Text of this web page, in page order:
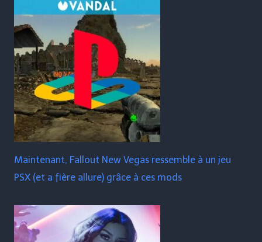
Maintenant, Fallout New Vegas ressemble à un jeu
PSX (et a fière allure) grâce à ces mods